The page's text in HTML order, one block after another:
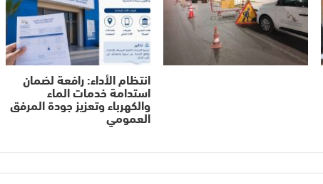
انتظام الأداء: رافعة لضمان
استدامة خدمات الماء
والكهرباء وتعزيز جودة المرفق
العمومي